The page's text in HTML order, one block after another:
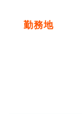
勤務地